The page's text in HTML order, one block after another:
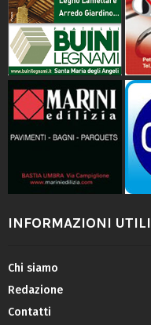
INFORMAZIONI UTILI
Chi siamo
Redazione
Contatti